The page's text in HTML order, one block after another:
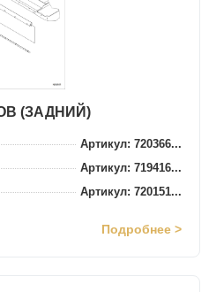
(ЗАДНИЙ)
Артикул: 720366...
Артикул: 719416...
Артикул: 720151...
Подробнее >